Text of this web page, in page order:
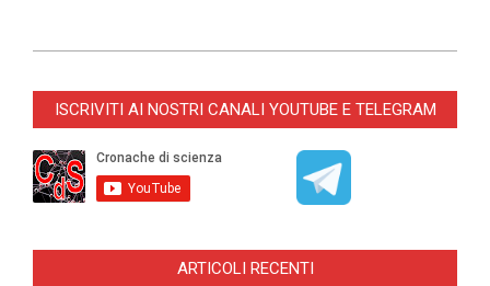
01-
ISCRIVITI AI NOSTRI CANALI YOUTUBE E TELEGRAM
ARTICOLI RECENTI